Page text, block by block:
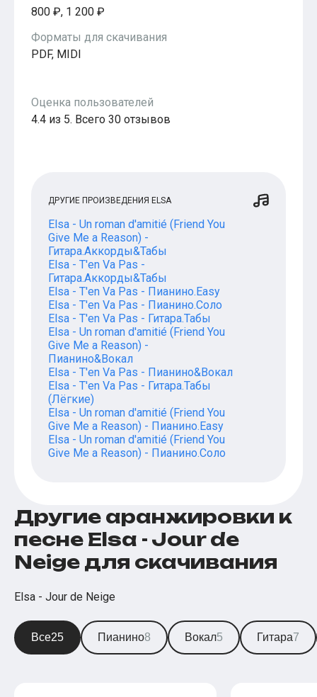
Популярное800 ₽, 1 200 ₽
Форматы для скачивания
PDF, MIDI
Оценка пользователей
4.4 из 5. Всего 30 отзывов
ДРУГИЕ ПРОИЗВЕДЕНИЯ ELSA
Elsa - Un roman d'amitié (Friend You
Give Me a Reason) -
Гитара.Аккорды&Табы
Elsa - T'en Va Pas -
Гитара.Аккорды&Табы
Elsa - T'en Va Pas - Пианино.Easy
Elsa - T'en Va Pas - Пианино.Соло
Elsa - T'en Va Pas - Гитара.Табы
Elsa - Un roman d'amitié (Friend You
Give Me a Reason) -
Пианино&Вокал
Elsa - T'en Va Pas - Пианино&Вокал
Elsa - T'en Va Pas - Гитара.Табы
(Лёгкие)
Elsa - Un roman d'amitié (Friend You
Give Me a Reason) - Пианино.Easy
Elsa - Un roman d'amitié (Friend You
Give Me a Reason) - Пианино.Соло
Другие аранжировки к
песне Elsa - Jour de
Neige для скачивания
Elsa - Jour de Neige
Все25 Пианино8 Вокал5 Гитара7